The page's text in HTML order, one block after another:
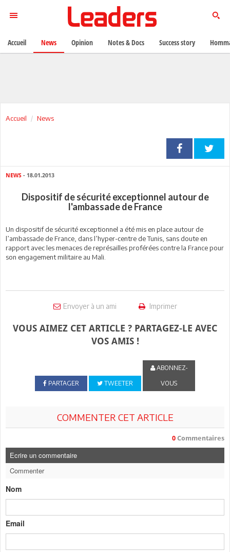
Accueil News
NEWS - 18.01.2013
Dispositif de sécurité exceptionnel autour de
l'ambassade de France
Un dispositif de sécurité exceptionnel a été mis en place autour de
l’ambassade de France, dans l’hyper-centre de Tunis, sans doute en
rapport avec les menaces de représailles proférées contre la France pour
son engagement militaire au Mali.
Envoyer à un ami Imprimer
VOUS AIMEZ CET ARTICLE ? PARTAGEZ-LE AVEC
VOS AMIS !
PARTAGER TWEETER
ABONNEZ-
VOUS
COMMENTER CET ARTICLE
0 Commentaires
Ecrire un commentaire
Commenter
Nom
Email
Accueil News Opinion Notes & Docs Success story